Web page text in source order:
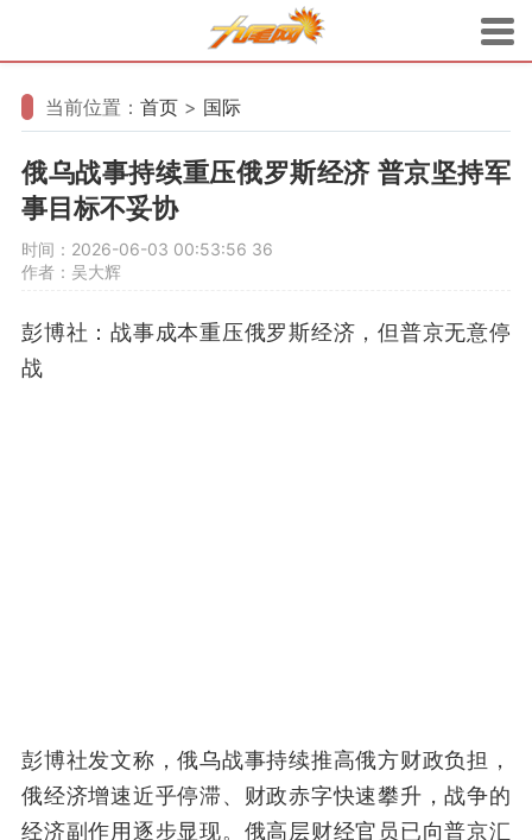
当前位置： 首页 > 国际
俄乌战事持续重压俄罗斯经济 普京坚持军
事目标不妥协
时间：2026-06-03 00:53:56 36
作者：吴大辉
彭博社：战事成本重压俄罗斯经济，但普京无意停
战
彭博社发文称，俄乌战事持续推高俄方财政负担，
俄经济增速近乎停滞、财政赤字快速攀升，战争的
经济副作用逐步显现。俄高层财经官员已向普京汇